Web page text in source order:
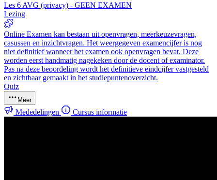
Les 6 AVG (privacy) - GEEN EXAMEN
Lezing
Online Examen kan bestaan uit openvragen, meerkeuzevragen,
casussen en inzichtvragen. Het weergegeven examencijfer is nog
niet definitief wanneer het examen ook openvragen bevat. Deze
worden eerst handmatig nagekeken door de docent of examinator.
Pas na deze beoordeling wordt het definitieve eindcijfer vastgesteld
en zichtbaar gemaakt in het studiepuntenoverzicht.
Quiz
Meer
Mededelingen Cursus informatie